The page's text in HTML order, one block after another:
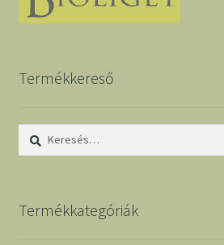
Termékkereső
Keresés:
Termékkategóriák